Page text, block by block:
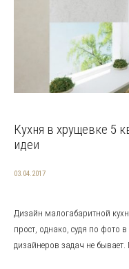
Кухня в хрущевке 5
идеи
03.04.2017
Дизайн малогабаритной
прост, однако, судя по фото
дизайнеров задач не